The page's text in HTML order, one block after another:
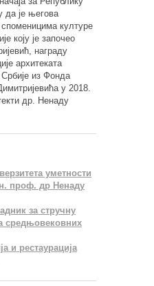
да је његова
културе
коју је започео
награду
архитеката
из Фонда
у 2018.
др. Ненаду
уметности
проф. др Ненаду
за стручну
средњовековних
и рестаурација